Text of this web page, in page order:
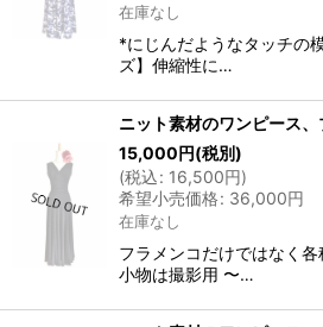
在庫なし
*にじんだようなタッチの
ズ】伸縮性に…
ニット素材のワンピース、
15,000円(税別)
(税込: 16,500円)
希望小売価格: 36,000円
在庫なし
フラメンコだけではなく
小物は撮影用 〜…